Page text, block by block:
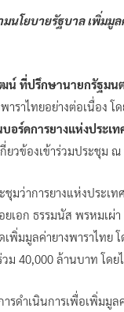
นโยบายรัฐบาล เพิ่มมู
น์ ที่ปรึกษานายกรัฐมน
าราไทยอย่างต่อเนื่อง โ
อร์ดการยางแห่งประ
วข้องเข้าร่วมประชุม
มว่าการยางแห่งประเ
เอก ธรรมนัส พรหมเ
พิ่มมูลค่ายางพาราไทย
ม 40,000 ล้านบาท โดย
ดำเนินการเพื่อเพิ่มมูล